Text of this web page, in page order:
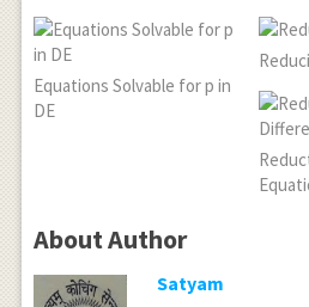
Equations Solvable for p in
DE
About Author
Satyam